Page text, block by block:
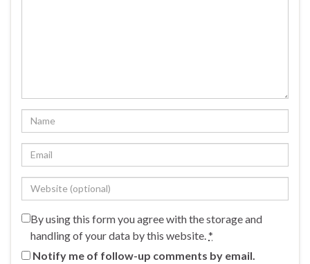
By using this form you agree with the storage and
handling of your data by this website. *
Notify me of follow-up comments by email.